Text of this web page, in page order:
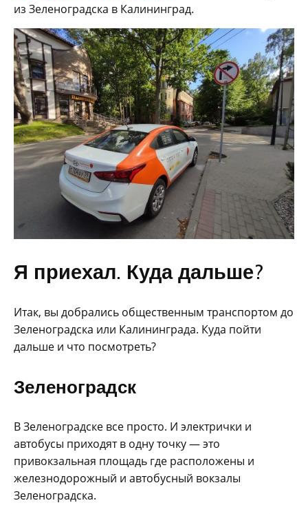
из Зеленоградска в Калининград.
Я приехал. Куда дальше?
Итак, вы добрались общественным транспортом до
Зеленоградска или Калининграда. Куда пойти
дальше и что посмотреть?
Зеленоградск
В Зеленоградске все просто. И электрички и
автобусы приходят в одну точку — это
привокзальная площадь где расположены и
железнодорожный и автобусный вокзалы
Зеленоградска.